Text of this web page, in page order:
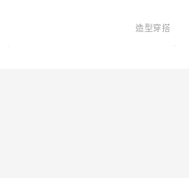
造型穿搭